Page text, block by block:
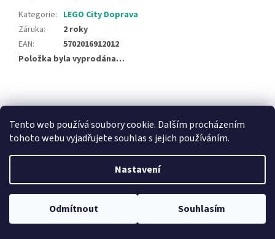
Tento web používá soubory cookie. Dalším procházením
tohoto webu vyjadřujete souhlas s jejich používáním.
Nastavení
Odmítnout Souhlasím
Kategorie: LEGO City Doprava
Záruka:
2 roky
EAN:
5702016912012
Položka byla vyprodána…
á
Vytvořil Shoptet
Copyright 2026Hračky Duba . Všechna práva vyhrazena.